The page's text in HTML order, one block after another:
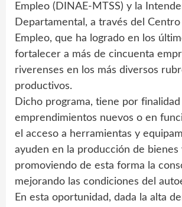
Empleo (DINAE-MTSS) y la
Departamental, a través del
Empleo, que ha logrado en los
fortalecer a más de cincuenta
riverenses en los más diversos
productivos.
Dicho programa, tiene por finalidad
emprendimientos nuevos o en
el acceso a herramientas y
ayuden en la producción de bienes
promoviendo de esta forma la
mejorando las condiciones del
En esta oportunidad, dada la alta